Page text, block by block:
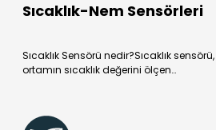
Sıcaklık-Nem Sensörleri
Sıcaklık Sensörü nedir?Sıcaklık
ortamın sıcaklık değerini ölçen…